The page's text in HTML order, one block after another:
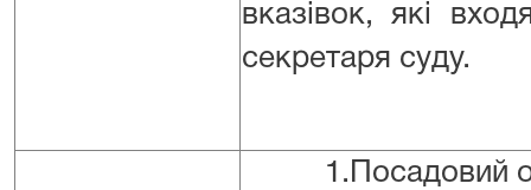
вказівок, які
секретаря суду.
1.Посадовий